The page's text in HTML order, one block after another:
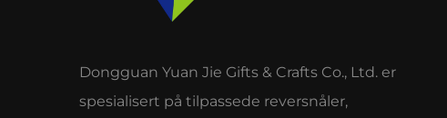
Dongguan Yuan Jie Gifts & Crafts Co., Ltd. er
spesialisert på tilpassede reversnåler,